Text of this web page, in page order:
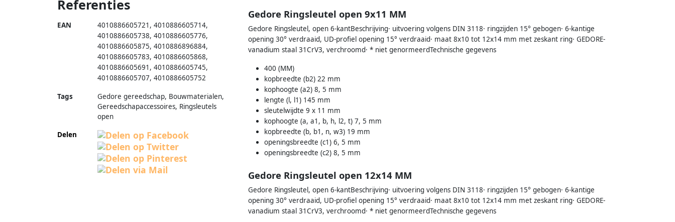
Gedore Ringsleutel open 9x11 MM
Gedore Ringsleutel, open 6-kantBeschrijving· uitvoering volgens DIN 3118· ringzijden 15° gebogen· 6-kantige
opening 30° verdraaid, UD-profiel opening 15° verdraaid· maat 8x10 tot 12x14 mm met zeskant ring· GEDORE-
vanadium staal 31CrV3, verchroomd· * niet genormeerdTechnische gegevens
400 (MM)
kopbreedte (b2) 22 mm
kophoogte (a2) 8, 5 mm
lengte (l, l1) 145 mm
sleutelwijdte 9 x 11 mm
kophoogte (a, a1, b, h, l2, t) 7, 5 mm
kopbreedte (b, b1, n, w3) 19 mm
openingsbreedte (c1) 6, 5 mm
openingsbreedte (c2) 8, 5 mm
Gedore Ringsleutel open 12x14 MM
Gedore Ringsleutel, open 6-kantBeschrijving· uitvoering volgens DIN 3118· ringzijden 15° gebogen· 6-kantige
opening 30° verdraaid, UD-profiel opening 15° verdraaid· maat 8x10 tot 12x14 mm met zeskant ring· GEDORE-
vanadium staal 31CrV3, verchroomd· * niet genormeerdTechnische gegevens
Referenties
EAN 4010886605721 , 4010886605714,
4010886605738, 4010886605776,
4010886605875, 4010886896884,
4010886605783, 4010886605868,
4010886605691 , 4010886605745,
4010886605707, 4010886605752
Tags
Gedore gereedschap, Bouwmaterialen,
Gereedschapaccessoires, Ringsleutels
open
Delen